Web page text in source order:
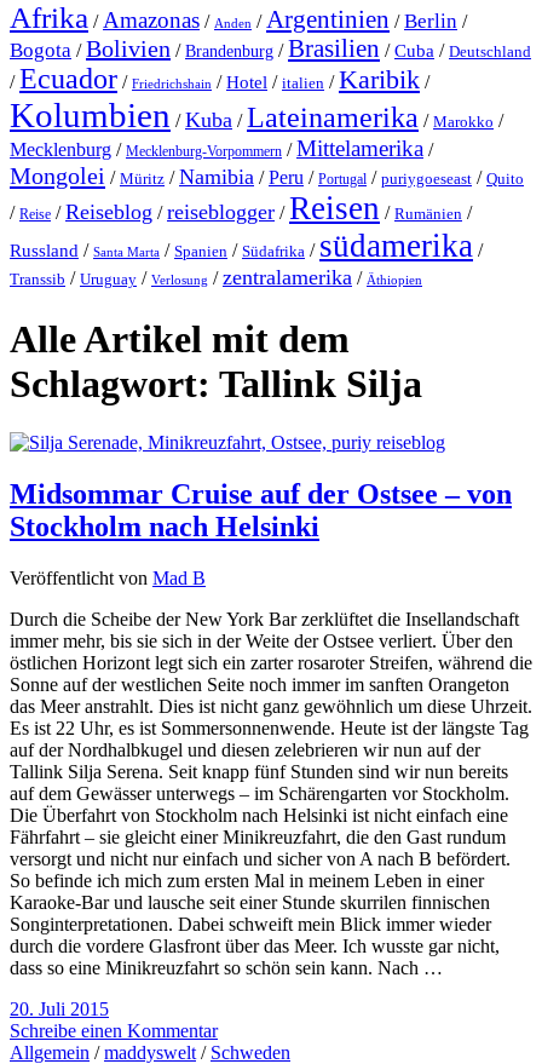
Afrika / Amazonas / Anden / Argentinien /Berlin /
Bogota /Bolivien / Brandenburg /Brasilien /Cuba / Deutschland
/Ecuador / Friedrichshain /Hotel / italien /Karibik /
Kolumbien /Kuba /Lateinamerika / Marokko /
Mecklenburg / Mecklenburg-Vorpommern /Mittelamerika /
Mongolei / Müritz /Namibia /Peru / Portugal / puriygoeseast / Quito
/ Reise /Reiseblog /reiseblogger /Reisen / Rumänien /
Russland / Santa Marta / Spanien / Südafrika / südamerika /
Transsib / Uruguay / Verlosung /zentralamerika / Äthiopien
Alle Artikel mit dem
Schlagwort: Tallink Silja
Midsommar Cruise auf der Ostsee – von
Stockholm nach Helsinki
Veröffentlicht von Mad B
Durch die Scheibe der New York Bar zerklüftet die Insellandschaft
immer mehr, bis sie sich in der Weite der Ostsee verliert. Über den
östlichen Horizont legt sich ein zarter rosaroter Streifen, während die
Sonne auf der westlichen Seite noch immer im sanften Orangeton
das Meer anstrahlt. Dies ist nicht ganz gewöhnlich um diese Uhrzeit.
Es ist 22 Uhr, es ist Sommersonnenwende. Heute ist der längste Tag
auf der Nordhalbkugel und diesen zelebrieren wir nun auf der
Tallink Silja Serena. Seit knapp fünf Stunden sind wir nun bereits
auf dem Gewässer unterwegs – im Schärengarten vor Stockholm.
Die Überfahrt von Stockholm nach Helsinki ist nicht einfach eine
Fährfahrt – sie gleicht einer Minikreuzfahrt, die den Gast rundum
versorgt und nicht nur einfach und sicher von A nach B befördert.
So befinde ich mich zum ersten Mal in meinem Leben in einer
Karaoke-Bar und lausche seit einer Stunde skurrilen finnischen
Songinterpretationen. Dabei schweift mein Blick immer wieder
durch die vordere Glasfront über das Meer. Ich wusste gar nicht,
dass so eine Minikreuzfahrt so schön sein kann. Nach …
20. Juli 2015
Schreibe einen Kommentar
Allgemein /maddyswelt / Schweden